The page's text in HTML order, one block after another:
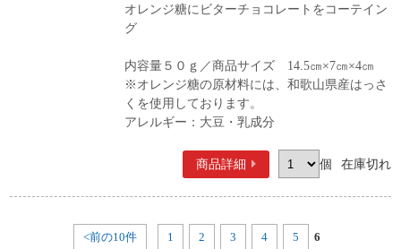
オレンジ糖にビターチョコレートをコーテイン
グ
内容量５０ｇ／商品サイズ 14.5㎝×7㎝×4㎝
※オレンジ糖の原材料には、和歌山県産はっさ
くを使用しております。
アレルギー：大豆・乳成分
商品詳細 個 在庫切れ
<前の10件 1 2 3 4 5 6